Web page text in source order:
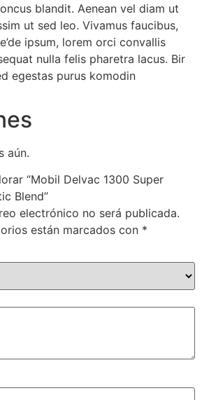
blandit. Aenean vel diam ut
ut sed leo. Vivamus faucibus,
ipsum, lorem orci convallis
nulla felis pharetra lacus. Bir
egestas purus komodin
aún.
“Mobil Delvac 1300 Super
Blend”
electrónico no será publicada.
están marcados con *